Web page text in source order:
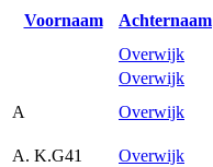
Voornaam Achternaam
Overwijk
Overwijk
A
Overwijk
A. K.G41
Overwijk